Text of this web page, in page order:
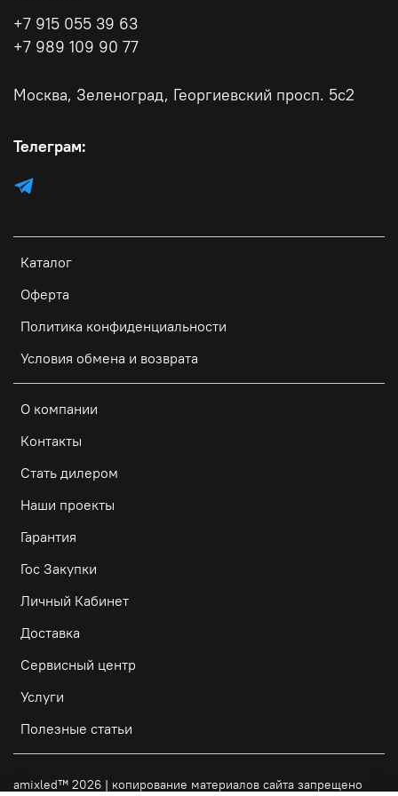
Каталог
Оферта
Политика конфиденциальности
Условия обмена и возврата
О компании
Контакты
Стать дилером
Наши проекты
Гарантия
Гос Закупки
Личный Кабинет
Доставка
Сервисный центр
Услуги
Полезные статьи
+7 915 055 39 63
+7 989 109 90 77
Москва, Зеленоград, Георгиевский просп. 5с2
Телеграм:
amixled™ 2026 | копирование материалов сайта запрещено